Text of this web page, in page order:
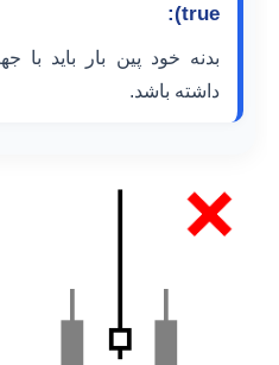
true):
بدنه خود پین بار باید با
داشته باشد.